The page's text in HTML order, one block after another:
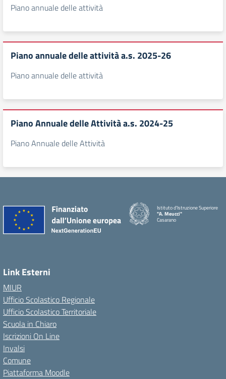
Piano annuale delle attività
Piano annuale delle attività a.s. 2025-26
Piano annuale delle attività
Piano Annuale delle Attività a.s. 2024-25
Piano Annuale delle Attività
Istituto d'Istruzione Superiore
"A. Meucci"
Casarano
Link Esterni
MIUR
Ufficio Scolastico Regionale
Ufficio Scolastico Territoriale
Scuola in Chiaro
Iscrizioni On Line
Invalsi
Comune
Piattaforma Moodle